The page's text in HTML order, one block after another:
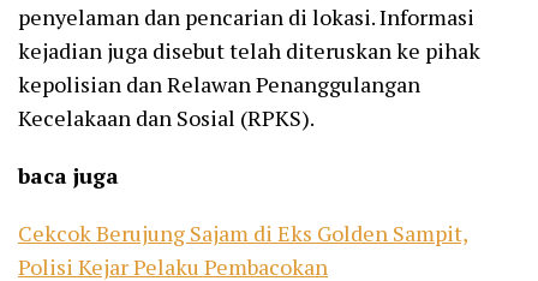
penyelaman dan pencarian di lokasi. Informasi
kejadian juga disebut telah diteruskan ke pihak
kepolisian dan Relawan Penanggulangan
Kecelakaan dan Sosial (RPKS).
baca juga
Cekcok Berujung Sajam di Eks Golden Sampit,
Polisi Kejar Pelaku Pembacokan